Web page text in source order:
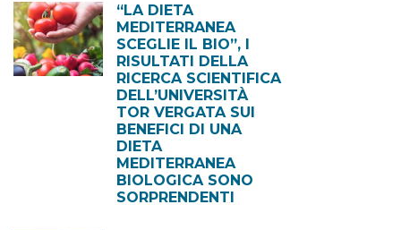
“LA DIETA
MEDITERRANEA
SCEGLIE IL BIO”, I
RISULTATI DELLA
RICERCA SCIENTIFICA
DELL’UNIVERSITÀ
TOR VERGATA SUI
BENEFICI DI UNA
DIETA
MEDITERRANEA
BIOLOGICA SONO
SORPRENDENTI